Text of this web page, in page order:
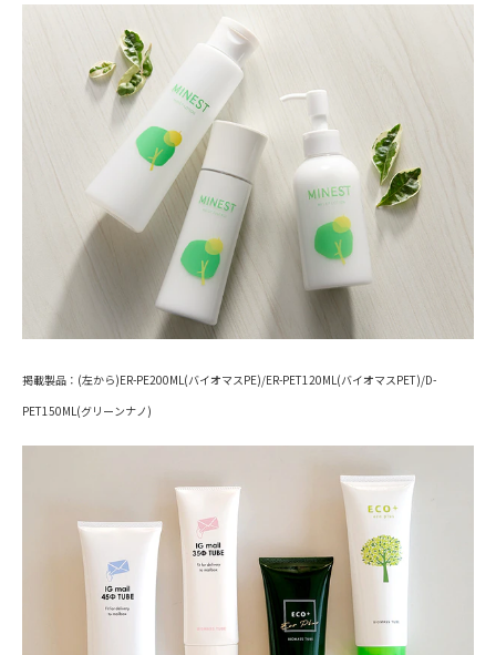
掲載製品：(左から)ER-PE200ML(バイオマスPE)/ER-PET120ML(バイオマスPET)/D-
PET150ML(グリーンナノ)